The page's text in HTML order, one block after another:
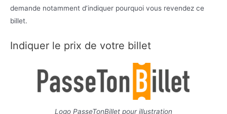
demande notamment d’indiquer pourquoi vous revendez ce
billet.
Indiquer le prix de votre billet
Logo PasseTonBillet pour illustration